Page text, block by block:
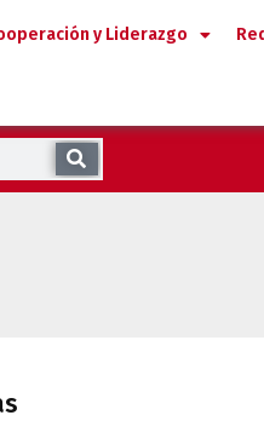
y Liderazgo